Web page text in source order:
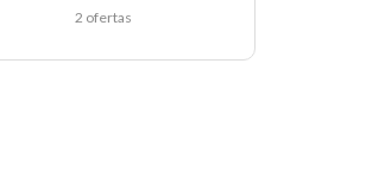
2 ofertas